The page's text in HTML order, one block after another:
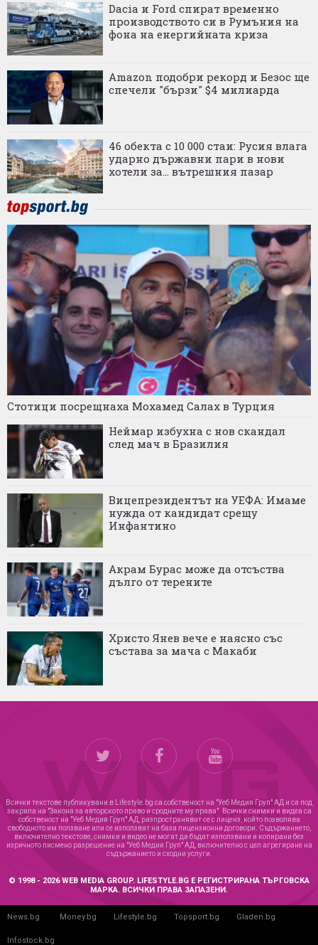
Dacia и Ford спират временно
производството си в Румъния на
фона на енергийната криза
Amazon подобри рекорд и Безос ще
спечели "бързи" $4 милиарда
46 обекта с 10 000 стаи: Русия влага
ударно държавни пари в нови
хотели за... вътрешния пазар
Стотици посрещнаха Мохамед Салах в Турция
Неймар избухна с нов скандал
след мач в Бразилия
Вицепрезидентът на УЕФА: Имаме
нужда от кандидат срещу
Инфантино
Акрам Бурас може да отсъства
дълго от терените
Христо Янев вече е наясно със
състава за мача с Макаби
Всички текстове публикувани в Lifestyle.bg са собственост на "Уеб Медия Груп" АД и са под
закрила на "Закона за авторското право и сродните му права". Всички снимки и видеа са
собственост на "Уеб Медия Груп" АД, разпространяват се с лиценз, който позволява
свободното им ползване или се използват на база лицензионни договори. Съдържанието,
включително текстове, снимки и видео не могат да бъдат използвани и копирани без
изричното писмено разрешение на "Уеб Медия Груп" АД, включително с цел агрегиране на
съдържанието и сходни услуги.
© 1998 - 2026 WEB MEDIA GROUP. LIFESTYLE.BG Е РЕГИСТРИРАНА ТЪРГОВСКА
МАРКА. ВСИЧКИ ПРАВА ЗАПАЗЕНИ.
News.bg Money.bg Lifestyle.bg Topsport.bg Gladen.bg
Infostock.bg